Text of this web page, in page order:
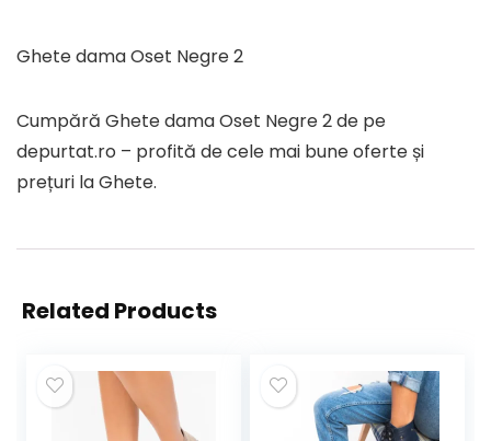
Ghete dama Oset Negre 2
Cumpără Ghete dama Oset Negre 2 de pe
depurtat.ro – profită de cele mai bune oferte și
prețuri la Ghete.
Related Products